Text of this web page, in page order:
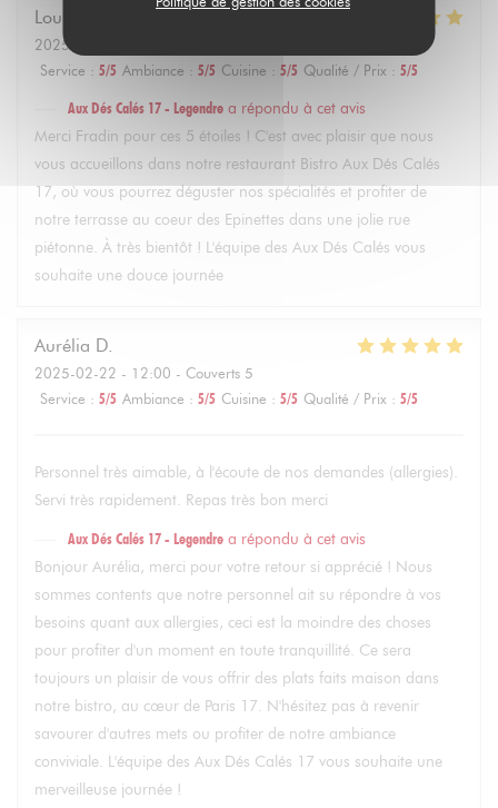
Louise
2025-02-22
Service : 5/5 Ambiance : 5/5 Cuisine : 5/5 Qualité / Prix : 5/5
Aux Dés Calés 17 - Legendre a répondu à cet avis
Merci Fradin pour ces 5 étoiles ! C'est avec plaisir que nous
vous accueillons dans notre restaurant Bistro Aux Dés Calés
17, où vous pourrez déguster nos spécialités et profiter de
notre terrasse au coeur des Epinettes dans une jolie rue
piétonne. À très bientôt ! L'équipe des Aux Dés Calés vous
souhaite une douce journée
Aurélia D
2025-02-22 - 12:00 - Couverts 5
Service : 5/5 Ambiance : 5/5 Cuisine : 5/5 Qualité / Prix : 5/5
Personnel très aimable, à l'écoute de nos demandes (allergies).
Servi très rapidement. Repas très bon merci
Aux Dés Calés 17 - Legendre a répondu à cet avis
Bonjour Aurélia, merci pour votre retour si apprécié ! Nous
sommes contents que notre personnel ait su répondre à vos
besoins quant aux allergies, ceci est la moindre des choses
pour profiter d'un moment en toute tranquillité. Ce sera
toujours un plaisir de vous offrir des plats faits maison dans
notre bistro, au cœur de Paris 17. N'hésitez pas à revenir
savourer d'autres mets ou profiter de notre ambiance
conviviale. L'équipe des Aux Dés Calés 17 vous souhaite une
merveilleuse journée !